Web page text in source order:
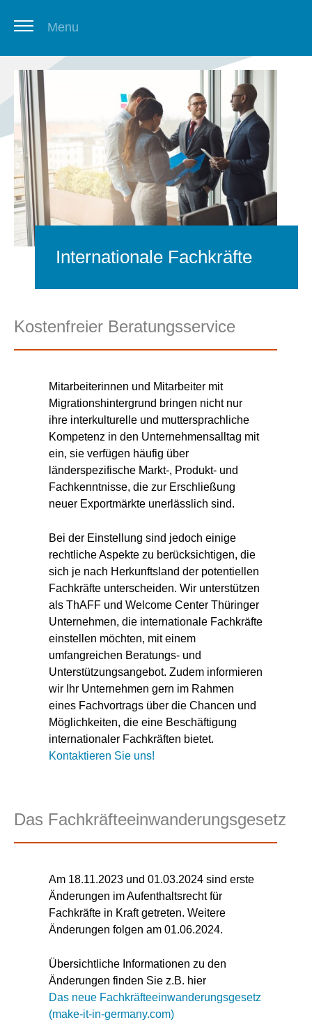
Menu
Thüringer Stellenbörse
Newsletter
Internationale Fachkräfte
Kostenfreier Beratungsservice
Mitarbeiterinnen und Mitarbeiter mit
Migrationshintergrund bringen nicht nur
ihre interkulturelle und muttersprachliche
Kompetenz in den Unternehmensalltag mit
ein, sie verfügen häufig über
länderspezifische Markt-, Produkt- und
Fachkenntnisse, die zur Erschließung
neuer Exportmärkte unerlässlich sind.
Bei der Einstellung sind jedoch einige
rechtliche Aspekte zu berücksichtigen, die
sich je nach Herkunftsland der potentiellen
Fachkräfte unterscheiden. Wir unterstützen
als ThAFF und Welcome Center Thüringer
Unternehmen, die internationale Fachkräfte
einstellen möchten, mit einem
umfangreichen Beratungs- und
Unterstützungsangebot. Zudem informieren
wir Ihr Unternehmen gern im Rahmen
eines Fachvortrags über die Chancen und
Möglichkeiten, die eine Beschäftigung
internationaler Fachkräften bietet.
Kontaktieren Sie uns!
Das Fachkräfteeinwanderungsgesetz
Am 18.11.2023 und 01.03.2024 sind erste
Änderungen im Aufenthaltsrecht für
Fachkräfte in Kraft getreten. Weitere
Änderungen folgen am 01.06.2024.
Übersichtliche Informationen zu den
Änderungen finden Sie z.B. hier
Das neue Fachkräfteeinwanderungsgesetz
(make-it-in-germany.com)